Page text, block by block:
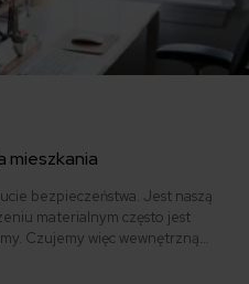
mieszkania
bezpieczeństwa. Jest naszą
materialnym często jest
Czujemy więc wewnętrzną